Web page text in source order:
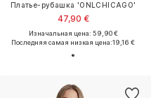
Платье-рубашка 'ONLCHICAGO'
47,90 €
Изначальная цена: 59,90 €
Последняя самая низкая цена:19,16 €